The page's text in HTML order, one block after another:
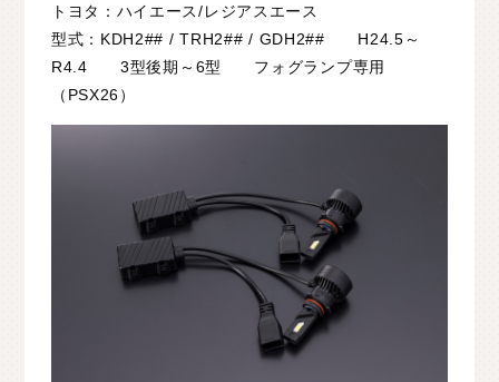
トヨタ：ハイエース/レジアスエース
型式：KDH2## / TRH2## / GDH2## H24.5～
R4.4 3型後期～6型 フォグランプ専用
（PSX26）